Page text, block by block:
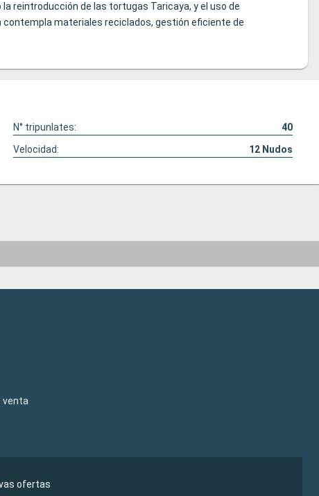
reintroducción de las tortugas Taricaya, y el uso de
contempla materiales reciclados, gestión eficiente de
N° tripunlates:
40
Velocidad: 12 Nudos
venta
ofertas